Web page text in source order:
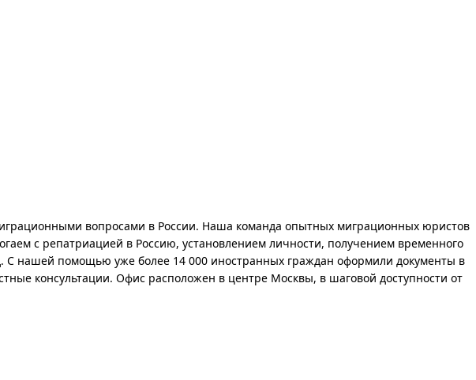
вопросами в России. Наша команда опытных миграционных юристов
с репатриацией в Россию, установлением личности, получением временного
нашей помощью уже более 14 000 иностранных граждан оформили документы в
консультации. Офис расположен в центре Москвы, в шаговой доступности от